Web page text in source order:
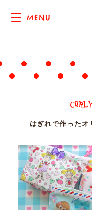
MENU
はぎれで作ったオ